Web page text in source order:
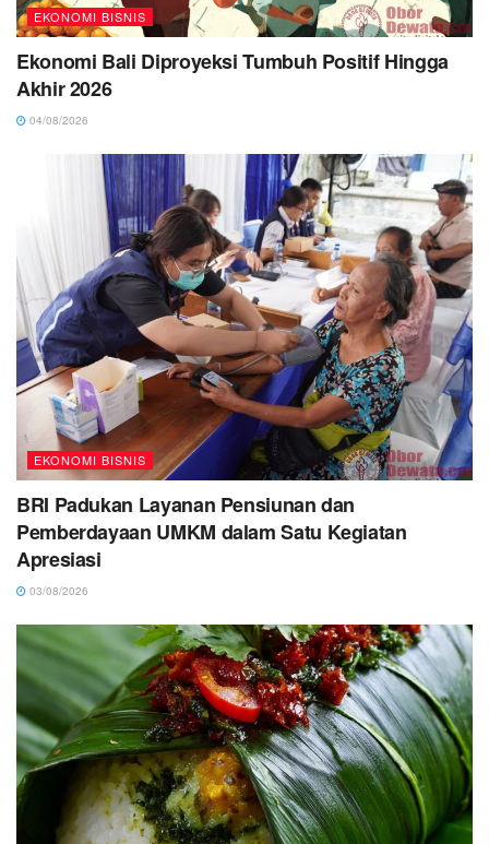
EKONOMI BISNIS
Ekonomi Bali Diproyeksi Tumbuh Positif Hingga
Akhir 2026
04/08/2026
EKONOMI BISNIS
BRI Padukan Layanan Pensiunan dan
Pemberdayaan UMKM dalam Satu Kegiatan
Apresiasi
03/08/2026